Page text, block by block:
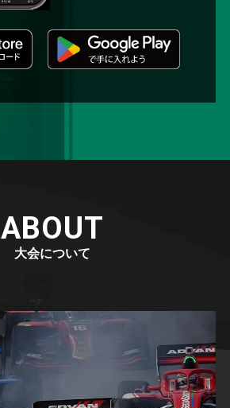
ABOUT
大会について